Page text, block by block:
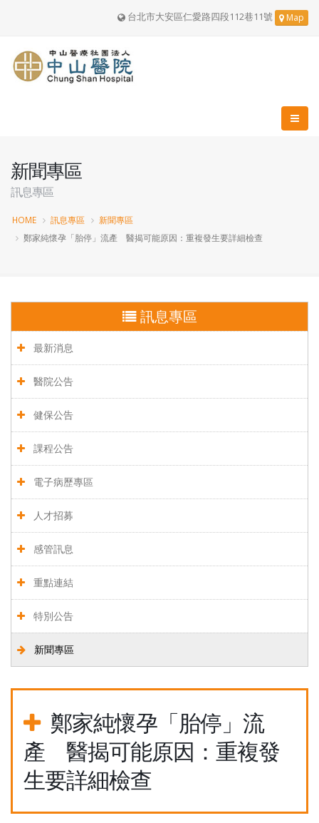
台北市大安區仁愛路四段112巷11號 Map
新聞專區
訊息專區
HOME 訊息專區
新聞專區
鄭家純懷孕「胎停」流產 醫揭可能原因：重複發生要詳細檢查
訊息專區
最新消息
醫院公告
健保公告
課程公告
電子病歷專區
人才招募
感管訊息
重點連結
特別公告
新聞專區
鄭家純懷孕「胎停」流
產 醫揭可能原因：重複發
生要詳細檢查